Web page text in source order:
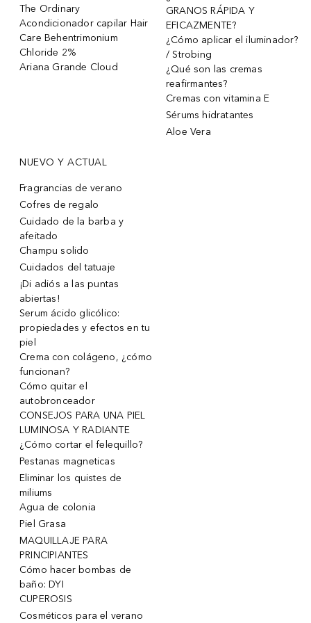
The Ordinary
Acondicionador capilar Hair
Care Behentrimonium
Chloride 2%
Ariana Grande Cloud
GRANOS RÁPIDA Y
EFICAZMENTE?
¿Cómo aplicar el iluminador?
/ Strobing
¿Qué son las cremas
reafirmantes?
Cremas con vitamina E
Sérums hidratantes
Aloe Vera
NUEVO Y ACTUAL
Fragrancias de verano
Cofres de regalo
Cuidado de la barba y
afeitado
Champu solido
Cuidados del tatuaje
¡Di adiós a las puntas
abiertas!
Serum ácido glicólico:
propiedades y efectos en tu
piel
Crema con colágeno, ¿cómo
funcionan?
Cómo quitar el
autobronceador
CONSEJOS PARA UNA PIEL
LUMINOSA Y RADIANTE
¿Cómo cortar el felequillo?
Pestanas magneticas
Eliminar los quistes de
miliums
Agua de colonia
Piel Grasa
MAQUILLAJE PARA
PRINCIPIANTES
Cómo hacer bombas de
baño: DYI
CUPEROSIS
Cosméticos para el verano